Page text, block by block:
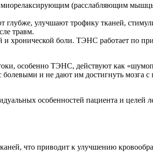
(расслабляющим
глубже, улучшают трофику тканей,
травм.
и хронической боли. ТЭНС работает по
особенно ТЭНС, действуют как
и не дают им достигнуть мозга с
особенностей пациента и
что приводит к улучшению